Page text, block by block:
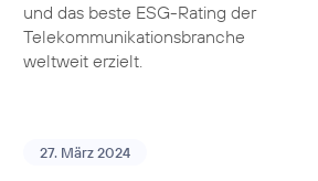
und das beste ESG-Rating der
Telekommunikationsbranche
weltweit erzielt.
27. März 2024